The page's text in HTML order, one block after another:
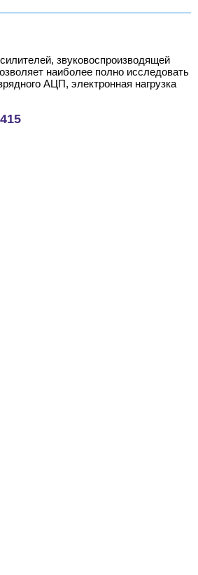
звуковоспроизводящей
наиболее полно исследовать
АЦП, электронная нагрузка